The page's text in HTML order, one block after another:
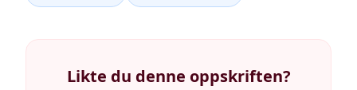
Likte du denne oppskriften?